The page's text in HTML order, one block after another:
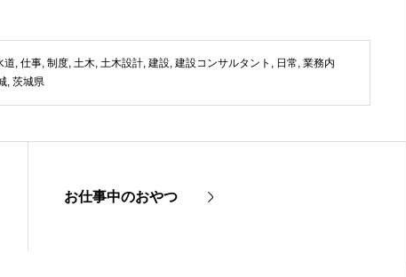
道, 仕事, 制度, 土木, 土木設計, 建設, 建設コンサルタント , 日常, 業務内
, 茨城県
お仕事中のおやつ